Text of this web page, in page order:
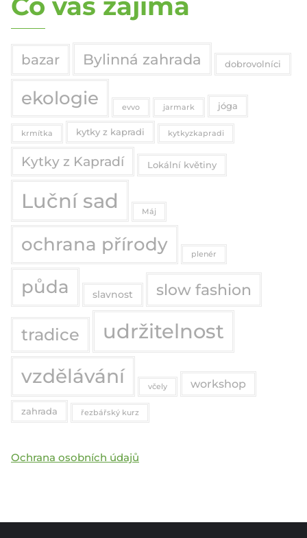
Co vás zajímá
bazar Bylinná zahrada dobrovolníci
ekologie evvo jarmark jóga
krmítka kytky z kapradi kytkyzkapradi
Kytky z Kapradí Lokální květiny
Luční sad Máj
ochrana přírody plenér
půda slavnost slow fashion
tradice udržitelnost
vzdělávání včely workshop
zahrada řezbářský kurz
Ochrana osobních údajů